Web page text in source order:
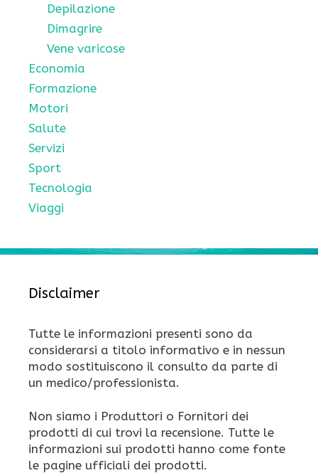
Depilazione
Dimagrire
Vene varicose
Economia
Formazione
Motori
Salute
Servizi
Sport
Tecnologia
Viaggi
Disclaimer
Tutte le informazioni presenti sono da
considerarsi a titolo informativo e in nessun
modo sostituiscono il consulto da parte di
un medico/professionista.
Non siamo i Produttori o Fornitori dei
prodotti di cui trovi la recensione. Tutte le
informazioni sui prodotti hanno come fonte
le pagine ufficiali dei prodotti.